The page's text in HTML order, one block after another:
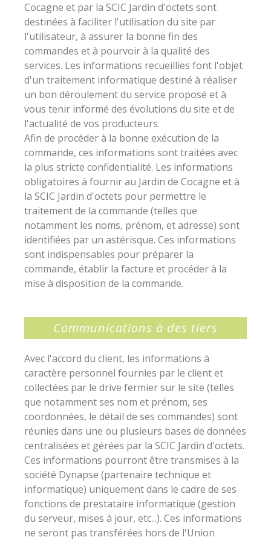
Cocagne et par la SCIC Jardin d'octets sont
destinées à faciliter l'utilisation du site par
l'utilisateur, à assurer la bonne fin des
commandes et à pourvoir à la qualité des
services. Les informations recueillies font l'objet
d'un traitement informatique destiné à réaliser
un bon déroulement du service proposé et à
vous tenir informé des évolutions du site et de
l'actualité de vos producteurs.
Afin de procéder à la bonne exécution de la
commande, ces informations sont traitées avec
la plus stricte confidentialité. Les informations
obligatoires à fournir au Jardin de Cocagne et à
la SCIC Jardin d'octets pour permettre le
traitement de la commande (telles que
notamment les noms, prénom, et adresse) sont
identifiées par un astérisque. Ces informations
sont indispensables pour préparer la
commande, établir la facture et procéder à la
mise à disposition de la commande.
Communications à des tiers
Avec l'accord du client, les informations à
caractère personnel fournies par le client et
collectées par le drive fermier sur le site (telles
que notamment ses nom et prénom, ses
coordonnées, le détail de ses commandes) sont
réunies dans une ou plusieurs bases de données
centralisées et gérées par la SCIC Jardin d'octets.
Ces informations pourront être transmises à la
société Dynapse (partenaire technique et
informatique) uniquement dans le cadre de ses
fonctions de prestataire informatique (gestion
du serveur, mises à jour, etc...). Ces informations
ne seront pas transférées hors de l'Union